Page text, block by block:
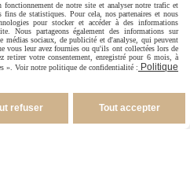
Particuliers
les Pros
07 99 96
de notre site et analyser notre trafic et
de statistiques. Pour cela, nos partenaires et nous
pour stocker et accéder à des informations
Nous partageons également des informations sur
médias sociaux, de publicité et d'analyse, qui peuvent
vous leur avez fournies ou qu'ils ont collectées lors de
retirer votre consentement, enregistré pour 6 mois, à
». Voir notre politique de confidentialité : Politique
refuser Tout accepter